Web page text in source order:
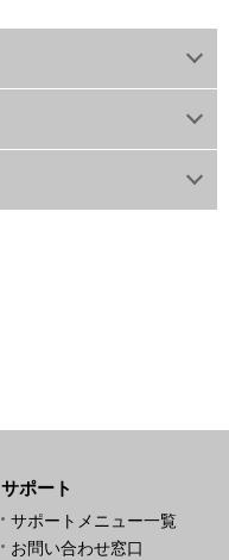
サポート
サポートメニュー一覧
お問い合わせ窓口